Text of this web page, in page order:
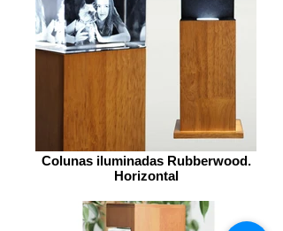
Colunas iluminadas Rubberwood.
Horizontal